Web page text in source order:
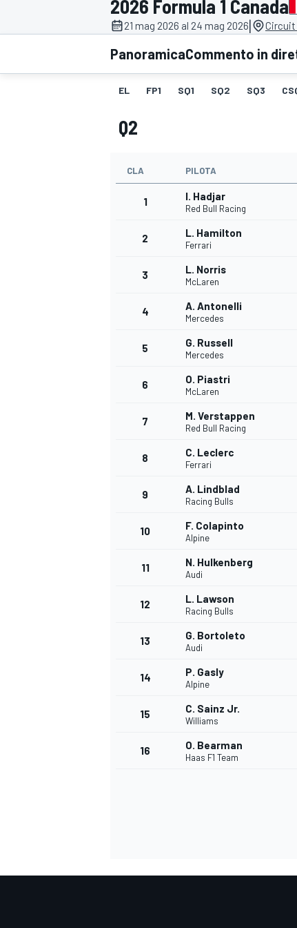
MOTOGP WEC
WRC
MONOPOSTO
2026 Formula 1 Canada
21 mag 2026 al 24 mag 2026| Circuit
PanoramicaCommento in
EL FP1 SQ1 SQ2 SQ3
Q2
CLA PILOTA
1 I. Hadjar
Red Bull Racing
2 L. Hamilton
Ferrari
3 L. Norris
McLaren
4 A. Antonelli
Mercedes
5 G. Russell
Mercedes
6 O. Piastri
McLaren
7 M. Verstappen
Red Bull Racing
8 C. Leclerc
Ferrari
9 A. Lindblad
Racing Bulls
10 F. Colapinto
Alpine
11 N. Hulkenberg
Audi
12 L. Lawson
Racing Bulls
13 G. Bortoleto
Audi
14 P. Gasly
Alpine
15 C. Sainz Jr.
Williams
16 O. Bearman
Haas F1 Team